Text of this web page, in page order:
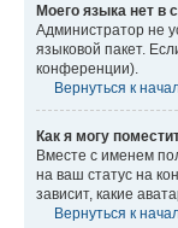
Моего языка нет в
Администратор не
языковой пакет.
конференции).
Вернуться к
Как я могу
Вместе с именем
на ваш статус на
зависит, какие
Вернуться к